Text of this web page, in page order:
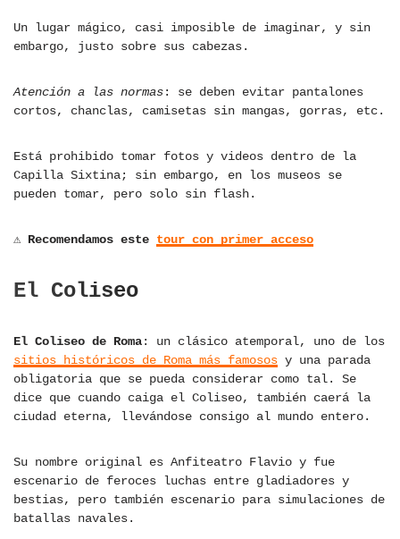
Un lugar mágico, casi imposible de imaginar, y sin
embargo, justo sobre sus cabezas.
Atención a las normas: se deben evitar pantalones
cortos, chanclas, camisetas sin mangas, gorras, etc.
Está prohibido tomar fotos y videos dentro de la
Capilla Sixtina; sin embargo, en los museos se
pueden tomar, pero solo sin flash.
⚠ Recomendamos este tour con primer acceso
El Coliseo
El Coliseo de Roma: un clásico atemporal, uno de los
sitios históricos de Roma más famosos y una parada
obligatoria que se pueda considerar como tal. Se
dice que cuando caiga el Coliseo, también caerá la
ciudad eterna, llevándose consigo al mundo entero.
Su nombre original es Anfiteatro Flavio y fue
escenario de feroces luchas entre gladiadores y
bestias, pero también escenario para simulaciones de
batallas navales.